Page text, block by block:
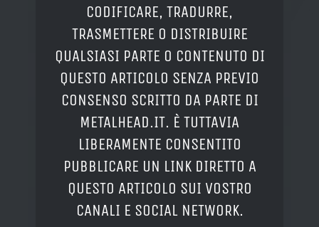
CODIFICARE, TRADURRE,
TRASMETTERE O DISTRIBUIRE
QUALSIASI PARTE O CONTENUTO DI
QUESTO ARTICOLO SENZA PREVIO
CONSENSO SCRITTO DA PARTE DI
METALHEAD.IT. È TUTTAVIA
LIBERAMENTE CONSENTITO
PUBBLICARE UN LINK DIRETTO A
QUESTO ARTICOLO SUI VOSTRO
CANALI E SOCIAL NETWORK.